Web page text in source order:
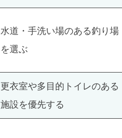
水道・手洗い場のある釣り場
を選ぶ
更衣室や多目的トイレのある
施設を優先する